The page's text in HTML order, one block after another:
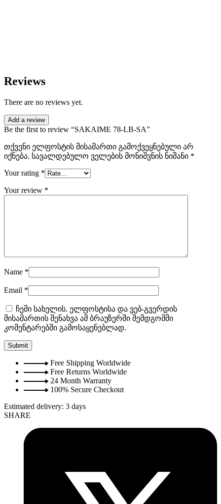
Reviews
There are no reviews yet.
Add a review
Be the first to review “SAKAIME 78-LB-SA”
თქვენი ელფოსტის მისამართი გამოქვეყნებული არ
იქნება. სავალდებულო ველების მონიშვნის ნიშანი *
Your rating *
Your review *
Name *
Email *
ჩემი სახელის. ელფოსტისა და ვებ-გვერდის
მისამართის შენახვა ამ ბრაუზერში შემდგომში
კომენტარებში გამოსაყენებლად.
Free Shipping Worldwide
Free Returns Worldwide
24 Month Warranty
100% Secure Checkout
Estimated delivery: 3 days
SHARE